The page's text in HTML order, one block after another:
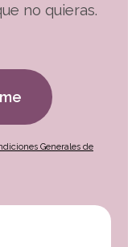
no quieras.
Generales de